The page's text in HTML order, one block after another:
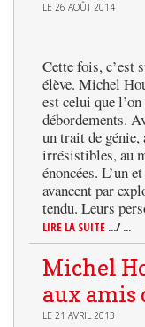
LE 26 AOÛT 2014
Cette fois, c’est
élève. Michel
est celui que
débordements.
un trait de génie,
irrésistibles, au
énoncées. L’un
avancent par
tendu. Leurs
LIRE LA SUITE .../ ...
Michel
aux amis
LE 21 AVRIL 2013